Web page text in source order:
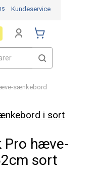
sænkebord
i sort
Pro hæve-
sort
Kundeservice